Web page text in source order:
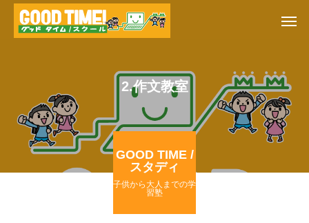
2.作文教室
GOOD TIME /
スタディ
子供から大人までの学
習塾